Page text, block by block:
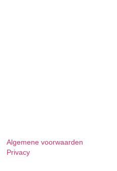
Algemene voorwaarden
Privacy